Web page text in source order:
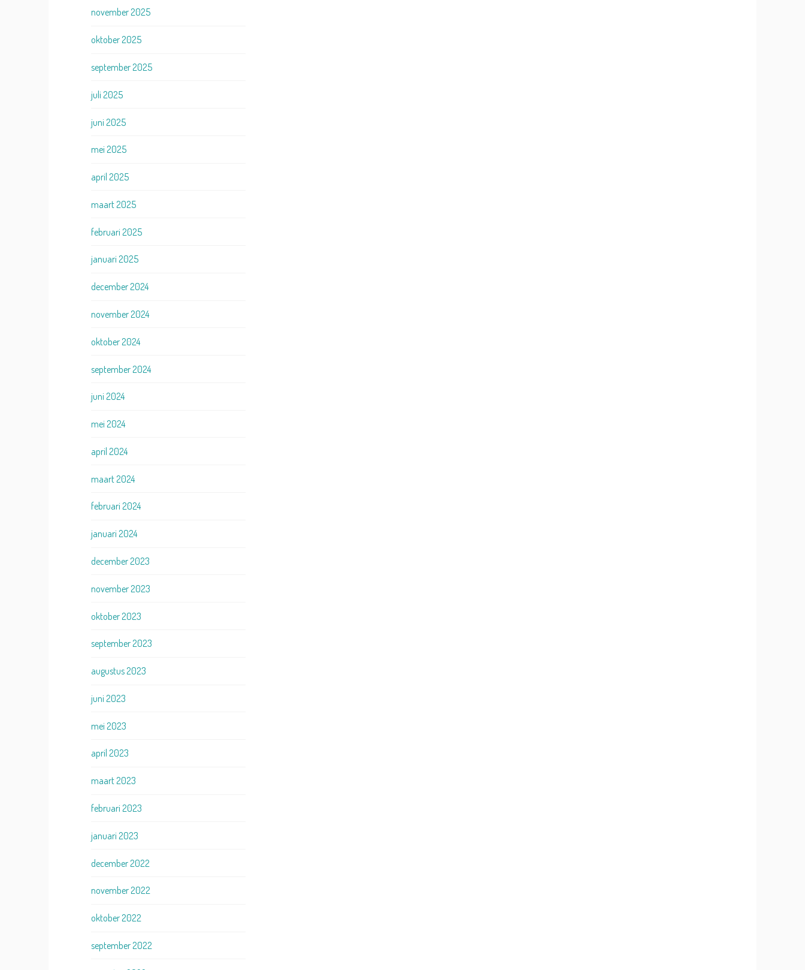
november 2025
oktober 2025
september 2025
juli 2025
juni 2025
mei 2025
april 2025
maart 2025
februari 2025
januari 2025
december 2024
november 2024
oktober 2024
september 2024
juni 2024
mei 2024
april 2024
maart 2024
februari 2024
januari 2024
december 2023
november 2023
oktober 2023
september 2023
augustus 2023
juni 2023
mei 2023
april 2023
maart 2023
februari 2023
januari 2023
december 2022
november 2022
oktober 2022
september 2022